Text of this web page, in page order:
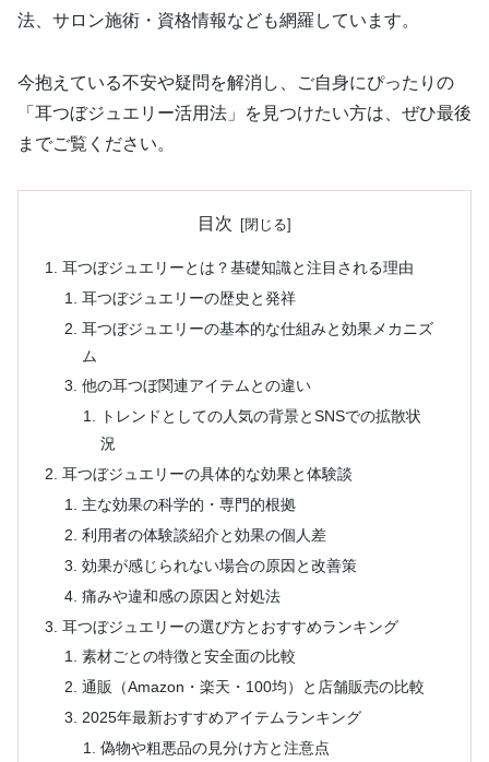
法、サロン施術・資格情報なども網羅しています。
今抱えている不安や疑問を解消し、ご自身にぴったりの
「耳つぼジュエリー活用法」を見つけたい方は、ぜひ最後
までご覧ください。
目次
耳つぼジュエリーとは？基礎知識と注目される理由
耳つぼジュエリーの歴史と発祥
耳つぼジュエリーの基本的な仕組みと効果メカニズ
ム
他の耳つぼ関連アイテムとの違い
トレンドとしての人気の背景とSNSでの拡散状
況
耳つぼジュエリーの具体的な効果と体験談
主な効果の科学的・専門的根拠
利用者の体験談紹介と効果の個人差
効果が感じられない場合の原因と改善策
痛みや違和感の原因と対処法
耳つぼジュエリーの選び方とおすすめランキング
素材ごとの特徴と安全面の比較
通販（Amazon・楽天・100均）と店舗販売の比較
2025年最新おすすめアイテムランキング
偽物や粗悪品の見分け方と注意点